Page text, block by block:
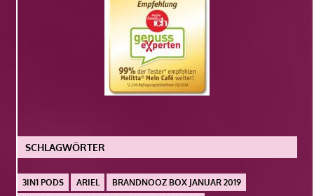
SCHLAGWÖRTER
3IN1 PODS ARIEL
BRANDNOOZ BOX JANUAR 2019